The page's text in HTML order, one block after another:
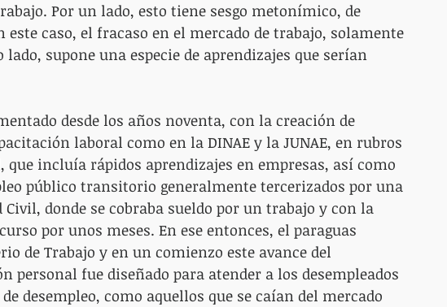
Por un lado, esto tiene sesgo metonímico, de
este caso, el fracaso en el mercado de trabajo, solamente
supone una especie de aprendizajes que serían
desde los años noventa, con la creación de
laboral como en la DINAE y la JUNAE, en rubros
incluía rápidos aprendizajes en empresas, así como
público transitorio generalmente tercerizados por una
Civil, donde se cobraba sueldo por un trabajo y con la
por unos meses. En ese entonces, el paraguas
de Trabajo y en un comienzo este avance del
personal fue diseñado para atender a los desempleados
desempleo, como aquellos que se caían del mercado